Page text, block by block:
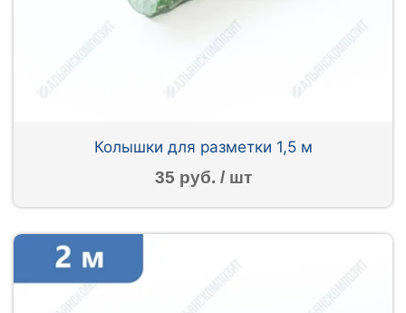
Колышки для разметки 1,5 м
35 руб. / шт